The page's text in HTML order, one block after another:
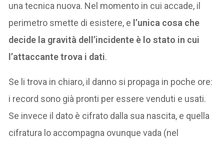
una tecnica nuova. Nel momento in cui accade, il
perimetro smette di esistere, e l’unica cosa che
decide la gravità dell’incidente è lo stato in cui
l’attaccante trova i dati.
Se li trova in chiaro, il danno si propaga in poche ore:
i record sono già pronti per essere venduti e usati.
Se invece il dato è cifrato dalla sua nascita, e quella
cifratura lo accompagna ovunque vada (nel